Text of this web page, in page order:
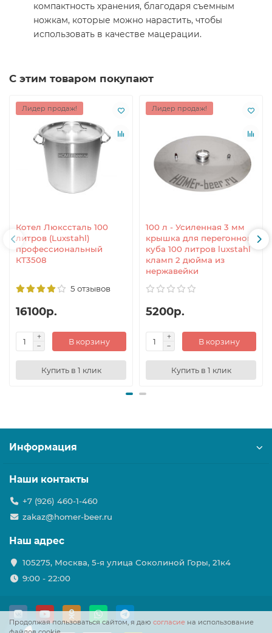
компактность хранения, благодаря съемным
ножкам, которые можно нарастить, чтобы
использовать в качестве мацерации.
С этим товаром покупают
Лидер продаж!
Котел Люкссталь 100
литров (Luxstahl)
профессиональный
КТ3508
5 отзывов
16100р.
В корзину
Купить в 1 клик
Лидер продаж!
100 л - Усиленная 3 мм
крышка для перегонного
куба 100 литров luxstahl
кламп 2 дюйма из
нержавейки
5200р.
В корзину
Купить в 1 клик
Продолжая пользоваться сайтом, я даю согласие на использование
Информация
Наши контакты
+7 (926) 460-1-460
zakaz@homer-beer.ru
Наш адрес
105275, Москва, 5-я улица Соколиной Горы, 21к4
9:00 - 22:00